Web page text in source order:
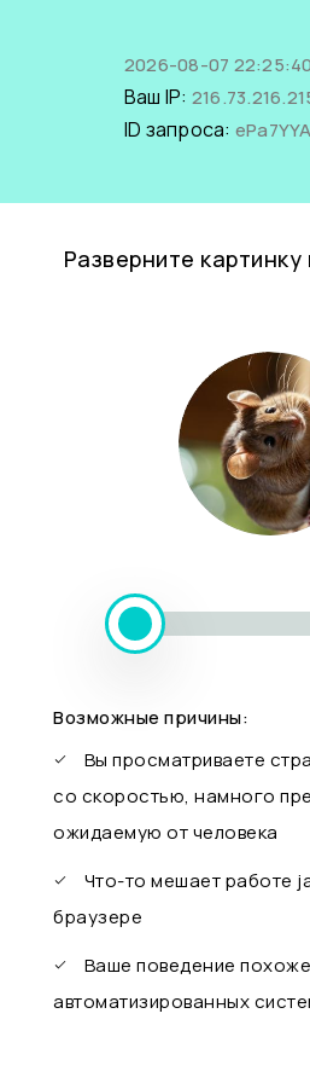
2026-08-07
Ваш IP:
ID запроса:
Разверните
Возможные причины:
Вы просматриваете
со скоростью, намного
ожидаемую от человека
Что-то мешает работе
браузере
Ваше поведение
автоматизированных